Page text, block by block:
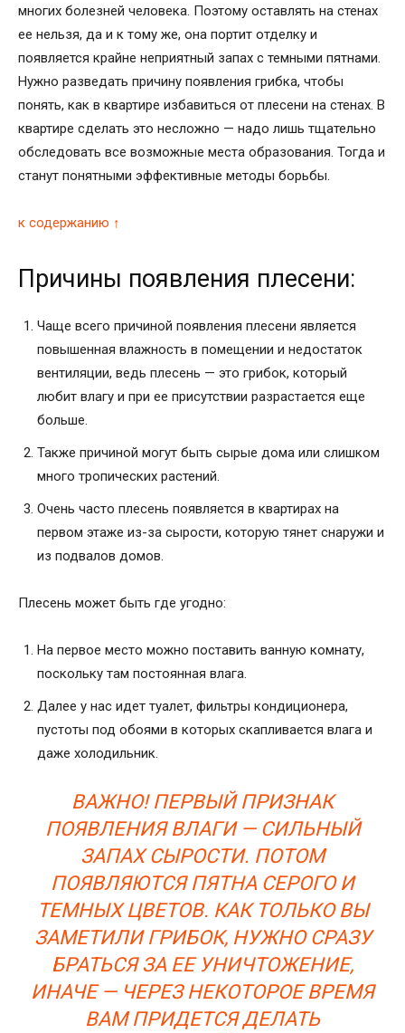
многих болезней человека. Поэтому оставлять на стенах
ее нельзя, да и к тому же, она портит отделку и
появляется крайне неприятный запах с темными пятнами.
Нужно разведать причину появления грибка, чтобы
понять, как в квартире избавиться от плесени на стенах. В
квартире сделать это несложно — надо лишь тщательно
обследовать все возможные места образования. Тогда и
станут понятными эффективные методы борьбы.
к содержанию ↑
Причины появления плесени:
Чаще всего причиной появления плесени является
повышенная влажность в помещении и недостаток
вентиляции, ведь плесень — это грибок, который
любит влагу и при ее присутствии разрастается еще
больше.
Также причиной могут быть сырые дома или слишком
много тропических растений.
Очень часто плесень появляется в квартирах на
первом этаже из-за сырости, которую тянет снаружи и
из подвалов домов.
Плесень может быть где угодно:
На первое место можно поставить ванную комнату,
поскольку там постоянная влага.
Далее у нас идет туалет, фильтры кондиционера,
пустоты под обоями в которых скапливается влага и
даже холодильник.
ВАЖНО! ПЕРВЫЙ ПРИЗНАК
ПОЯВЛЕНИЯ ВЛАГИ — СИЛЬНЫЙ
ЗАПАХ СЫРОСТИ. ПОТОМ
ПОЯВЛЯЮТСЯ ПЯТНА СЕРОГО И
ТЕМНЫХ ЦВЕТОВ. КАК ТОЛЬКО ВЫ
ЗАМЕТИЛИ ГРИБОК, НУЖНО СРАЗУ
БРАТЬСЯ ЗА ЕЕ УНИЧТОЖЕНИЕ,
ИНАЧЕ — ЧЕРЕЗ НЕКОТОРОЕ ВРЕМЯ
ВАМ ПРИДЕТСЯ ДЕЛАТЬ